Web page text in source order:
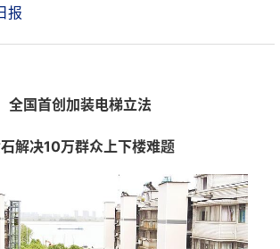
报
全国首创加装电梯立法
解决10万群众上下楼难题